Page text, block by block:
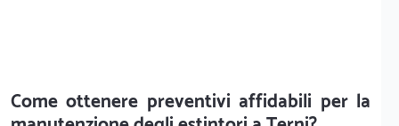
Come ottenere preventivi affidabili per la